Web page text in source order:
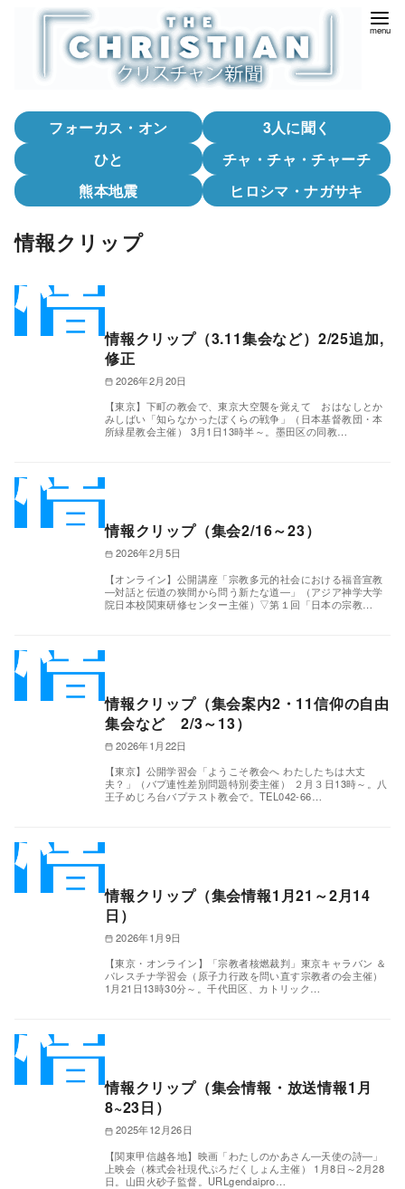
フォーカス・オン
3人に聞く
ひと
チャ・チャ・チャーチ
熊本地震
ヒロシマ・ナガサキ
情報クリップ
情報クリップ（3.11集会など）2/25追加,
修正
2026年2月20日
【東京】下町の教会で、東京大空襲を覚えて おはなしとか
みしばい「知らなかったぼくらの戦争」（日本基督教団・本
所緑星教会主催） 3月1日13時半～。墨田区の同教…
情報クリップ（集会2/16～23）
2026年2月5日
【オンライン】公開講座「宗教多元的社会における福音宣教
―対話と伝道の狭間から問う新たな道―」（アジア神学大学
院日本校関東研修センター主催）▽第１回「日本の宗教…
情報クリップ（集会案内2・11信仰の自由
集会など 2/3～13）
2026年1月22日
【東京】公開学習会「ようこそ教会へ わたしたちは大丈
夫？」（バプ連性差別問題特別委主催） ２月３日13時～。八
王子めじろ台バプテスト教会で。TEL042-66…
情報クリップ（集会情報1月21～2月14
日）
2026年1月9日
【東京・オンライン】「宗教者核燃裁判」東京キャラバン ＆
パレスチナ学習会（原子力行政を問い直す宗教者の会主催）
1月21日13時30分～。千代田区、カトリック…
情報クリップ（集会情報・放送情報1月
8~23日）
2025年12月26日
【関東甲信越各地】映画「わたしのかあさん―天使の詩―」
上映会（株式会社現代ぷろだくしょん主催） 1月8日～2月28
日。山田火砂子監督。URLgendaipro…